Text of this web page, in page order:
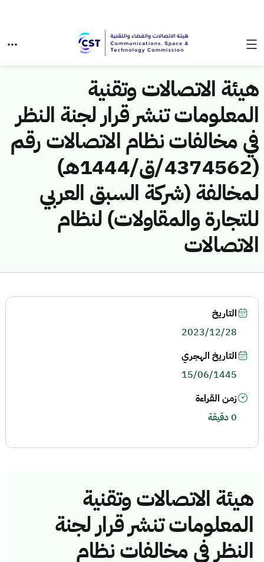
هيئة الاتصالات وتقنية
المعلومات تنشر قرار لجنة النظر
في مخالفات نظام الاتصالات رقم
(4374562/ق/1444هـ)
لمخالفة (شركة السبق العربي
للتجارة والمقاولات) لنظام
الاتصالات
هيئة الاتصالات وتقنية
المعلومات تنشر قرار لجنة
النظر في مخالفات نظام
التاريخ
2023/12/28
التاريخ الهجري
15/06/1445
زمن القراءة
0 دقيقة